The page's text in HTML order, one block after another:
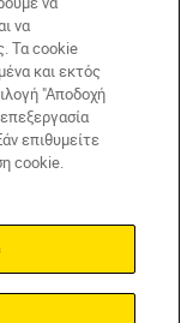
απορρήτου
cookie
να
Τα cookie
και εκτός
"Αποδοχή
επιθυμείτε
cookie.